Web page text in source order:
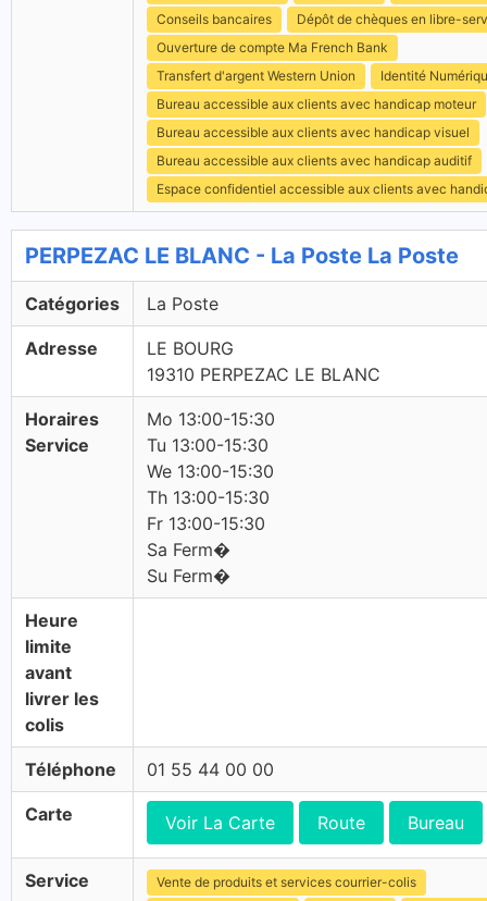
Conseils bancaires
Dépôt de chèques en libre-
Ouverture de compte Ma French Bank
Transfert d'argent Western Union
Identité
Bureau accessible aux clients avec handicap moteur
Bureau accessible aux clients avec handicap visuel
Bureau accessible aux clients avec handicap auditif
Espace confidentiel accessible aux clients avec
PERPEZAC LE BLANC - La Poste La Poste
Catégories La Poste
Adresse
LE BOURG
19310 PERPEZAC LE BLANC
Horaires
Service
Mo 13:00-15:30
Tu 13:00-15:30
We 13:00-15:30
Th 13:00-15:30
Fr 13:00-15:30
Sa Ferm�
Su Ferm�
Heure
limite
avant
livrer les
colis
Téléphone 01 55 44 00 00
Carte Voir La Carte Route Bureau
Service
Vente de produits et services courrier-colis